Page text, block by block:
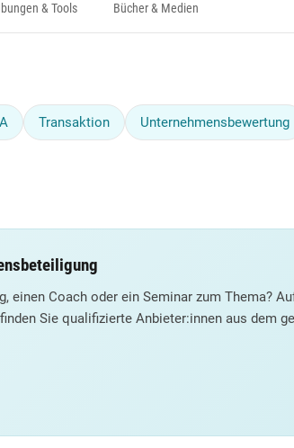
& Tools Bücher & Medien
Transaktion Unternehmensbewertung
einen Coach oder ein Seminar zum Thema?
Sie qualifizierte Anbieter:innen aus dem